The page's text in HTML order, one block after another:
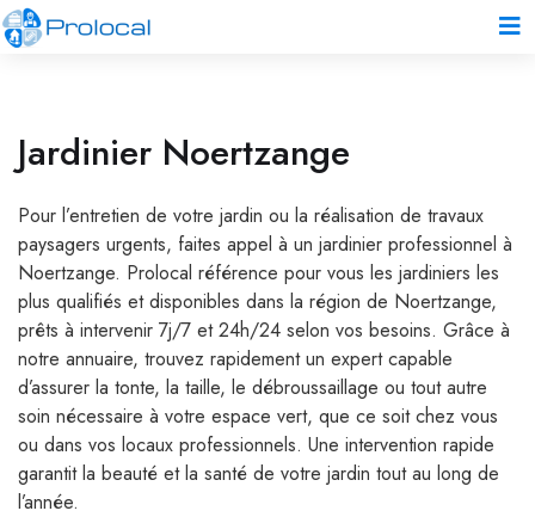
Jardinier Noertzange
Pour l’entretien de votre jardin ou la réalisation de travaux
paysagers urgents, faites appel à un jardinier professionnel à
Noertzange. Prolocal référence pour vous les jardiniers les
plus qualifiés et disponibles dans la région de Noertzange,
prêts à intervenir 7j/7 et 24h/24 selon vos besoins. Grâce à
notre annuaire, trouvez rapidement un expert capable
d’assurer la tonte, la taille, le débroussaillage ou tout autre
soin nécessaire à votre espace vert, que ce soit chez vous
ou dans vos locaux professionnels. Une intervention rapide
garantit la beauté et la santé de votre jardin tout au long de
l’année.